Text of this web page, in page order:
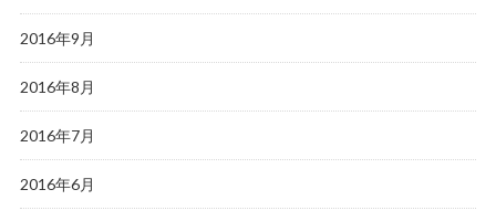
2016年9月
2016年8月
2016年7月
2016年6月